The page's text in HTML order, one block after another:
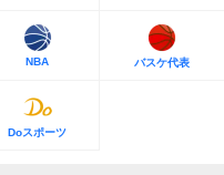
NBA バスケ代表
Doスポーツ